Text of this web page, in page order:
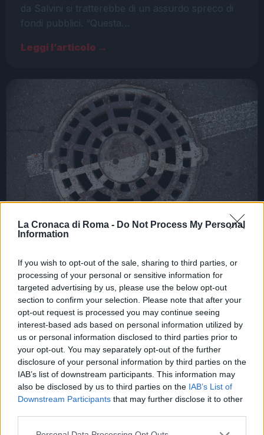
La Cronaca di Roma - Do Not Process My Personal
Information
If you wish to opt-out of the sale, sharing to third parties, or
processing of your personal or sensitive information for
targeted advertising by us, please use the below opt-out
section to confirm your selection. Please note that after your
opt-out request is processed you may continue seeing
interest-based ads based on personal information utilized by
us or personal information disclosed to third parties prior to
your opt-out. You may separately opt-out of the further
disclosure of your personal information by third parties on the
IAB’s list of downstream participants. This information may
also be disclosed by us to third parties on the IAB’s List of
Downstream Participants that may further disclose it to other
Please note that this website/app uses one or more Google
da Salvini si tratterebbe di un assurdo spreco di
fondi pubblici. “Questa…
Leggi l’articolo →
CRONACA
FLASH NEWS ROMA – Ragazza in
motorino precipita in una botola:
è grave
30 Ottobre 2019 - 18:34Sara Mariani
Sbanda in moto e precipita in una botola di un
garage: è grave la ragazza protagonista di questo
bruttissimo incidente. Una ragazza in motorino ha
sbandato nel tentativo…